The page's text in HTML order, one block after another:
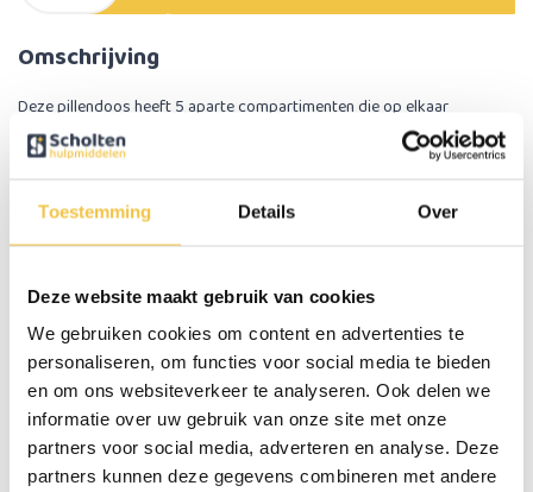
Toestemming Details Over
Deze website maakt gebruik van cookies
We gebruiken cookies om content en advertenties te
personaliseren, om functies voor social media te bieden
en om ons websiteverkeer te analyseren. Ook delen we
informatie over uw gebruik van onze site met onze
partners voor social media, adverteren en analyse. Deze
partners kunnen deze gegevens combineren met andere
Omschrijving
Deze pillendoos heeft 5 aparte compartimenten die op elkaar
geschroefd worden, elk compartiment heeft een andere kleur. De
verschillende kleuren zorgen er voor dat het voor slechtzienden
compartimenten.
hoogte van 2 cm.
Belangrijke eigenschappen:
5 aparte compartimenten die op elkaar geschroefd worden
Verschillende transparante kleuren
Specificaties